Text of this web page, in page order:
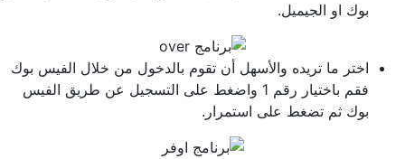
بوك او الجيميل.
اختر ما تريده والأسهل أن تقوم بالدخول من خلال الفيس بوك
فقم باختيار رقم 1 واضغط على التسجيل عن طريق الفيس
بوك ثم تضغط على استمرار.